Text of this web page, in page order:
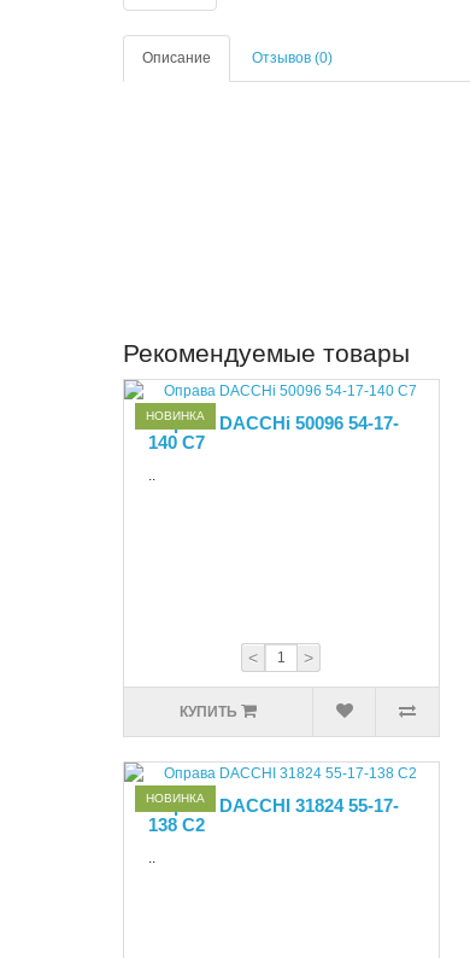
Описание Отзывов (0)
Рекомендуемые товары
НОВИНКА
Оправа DACCHi 50096 54-17-
140 С7
..
< >
КУПИТЬ
НОВИНКА
Оправа DACCHI 31824 55-17-
138 C2
..